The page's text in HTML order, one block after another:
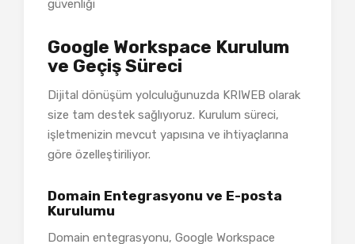
güvenliği
Google Workspace Kurulum
ve Geçiş Süreci
Dijital dönüşüm yolculuğunuzda KRIWEB olarak
size tam destek sağlıyoruz. Kurulum süreci,
işletmenizin mevcut yapısına ve ihtiyaçlarına
göre özelleştiriliyor.
Domain Entegrasyonu ve E-posta
Kurulumu
Domain entegrasyonu, Google Workspace